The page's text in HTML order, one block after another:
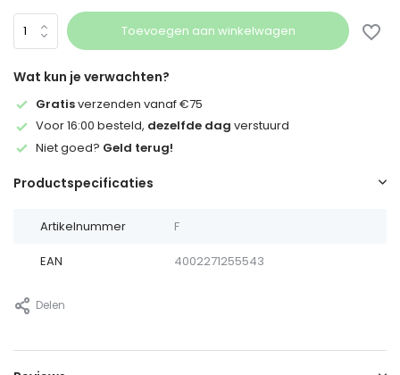
Toevoegen aan winkelwagen
Wat kun je verwachten?
Gratisverzenden vanaf €75
Voor 16:00 besteld, dezelfde dag verstuurd
Niet goed? Geld terug!
Productspecificaties
Artikelnummer F
EAN 4002271255543
Delen